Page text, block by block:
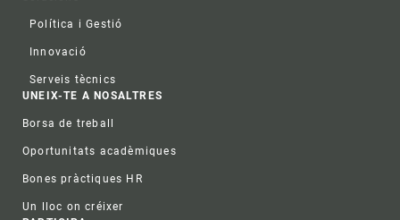
Política i Gestió
Innovació
Serveis tècnics
UNEIX-TE A NOSALTRES
Borsa de treball
Oportunitats acadèmiques
Bones pràctiques HR
Un lloc on créixer